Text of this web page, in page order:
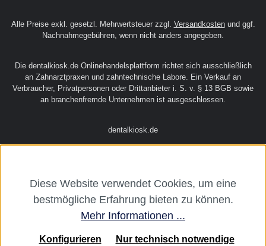
Alle Preise exkl. gesetzl. Mehrwertsteuer zzgl. Versandkostenund ggf.
Nachnahmegebühren, wenn nicht anders angegeben.
Die dentalkiosk.de Onlinehandelsplattform richtet sich ausschließlich
an Zahnarztpraxen und zahntechnische Labore. Ein Verkauf an
Verbraucher, Privatpersonen oder Drittanbieter i. S. v. § 13 BGB sowie
an branchenfremde Unternehmen ist ausgeschlossen.
dentalkiosk.de
Diese Website verwendet Cookies, um eine
bestmögliche Erfahrung bieten zu können.
Mehr Informationen ...
Nur technisch notwendige
Konfigurieren